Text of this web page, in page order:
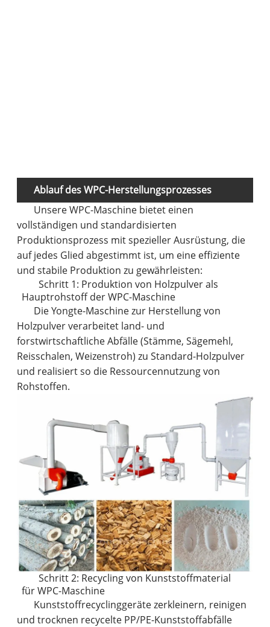
Ablauf des WPC-Herstellungsprozesses
Unsere WPC-Maschine bietet einen
vollständigen und standardisierten
Produktionsprozess mit spezieller Ausrüstung, die
auf jedes Glied abgestimmt ist, um eine effiziente
und stabile Produktion zu gewährleisten:
Schritt 1: Produktion von Holzpulver als
Hauptrohstoff der WPC-Maschine
Die Yongte-Maschine zur Herstellung von
Holzpulver verarbeitet land- und
forstwirtschaftliche Abfälle (Stämme, Sägemehl,
Reisschalen, Weizenstroh) zu Standard-Holzpulver
und realisiert so die Ressourcennutzung von
Rohstoffen.
Schritt 2: Recycling von Kunststoffmaterial
für WPC-Maschine
Kunststoffrecyclinggeräte zerkleinern, reinigen
und trocknen recycelte PP/PE-Kunststoffabfälle